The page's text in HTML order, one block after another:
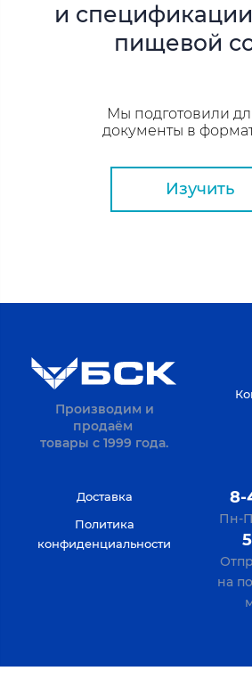
Изучить
и спецификации
пищевой
Мы подготовили
документы в
Производим и
продаём
товары с 1999 года.
Доставка
Политика
конфиденциальности
8-
Пн-
на